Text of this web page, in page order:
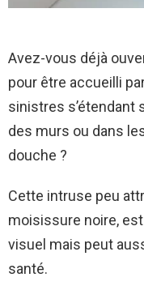
Avez-vous déjà
pour être accueilli
sinistres s’étendant
des murs ou dans
douche ?
Cette intruse peu
moisissure noire,
visuel mais peut
santé.